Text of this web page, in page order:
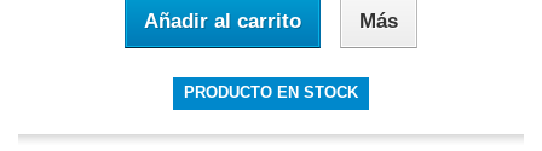
Añadir al carrito Más
PRODUCTO EN STOCK